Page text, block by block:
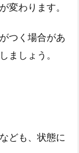
変わります。
つく場合があ
ましょう。
ども、状態に